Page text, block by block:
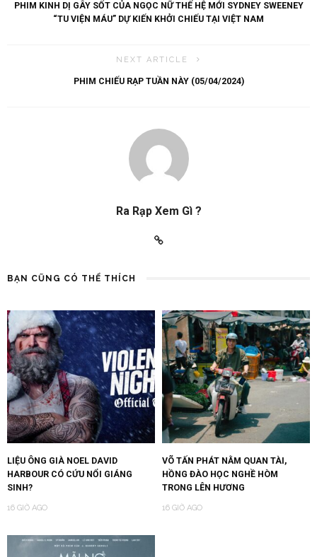
PHIM KINH DỊ GÂY SỐT CỦA NGỌC NỮ THẾ HỆ MỚI SYDNEY SWEENEY
“TU VIỆN MÁU” DỰ KIẾN KHỞI CHIẾU TẠI VIỆT NAM
NEXT ARTICLE
PHIM CHIẾU RẠP TUẦN NÀY (05/04/2024)
Ra Rạp Xem Gì ?
BẠN CŨNG CÓ THỂ THÍCH
LIỆU ÔNG GIÀ NOEL DAVID
HARBOUR CÓ CỨU NỔI GIÁNG
SINH?
16 GIỜ AGO
VÕ TẤN PHÁT NẰM QUAN TÀI,
HỒNG ĐÀO HỌC NGHỀ HÒM
TRONG LÊN HƯƠNG
16 GIỜ AGO